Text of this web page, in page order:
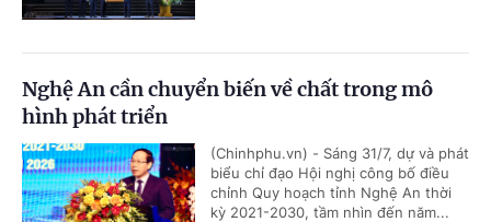
Nghệ An cần chuyển biến về chất trong mô
hình phát triển
(Chinhphu.vn) - Sáng 31/7, dự và phát
biểu chỉ đạo Hội nghị công bố điều
chỉnh Quy hoạch tỉnh Nghệ An thời
kỳ 2021-2030, tầm nhìn đến năm...